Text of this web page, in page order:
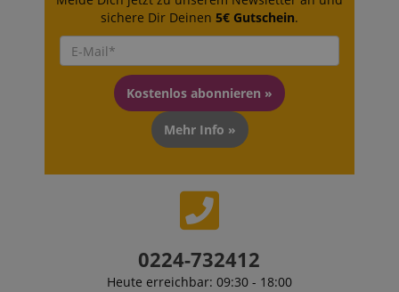
sichere Dir Deinen 5€ Gutschein.
Kostenlos abonnieren »
Mehr Info »
0224-732412
Heute erreichbar: 09:30 - 18:00
Anbieter /
Domain
Laufzeit
Minuten
he was the